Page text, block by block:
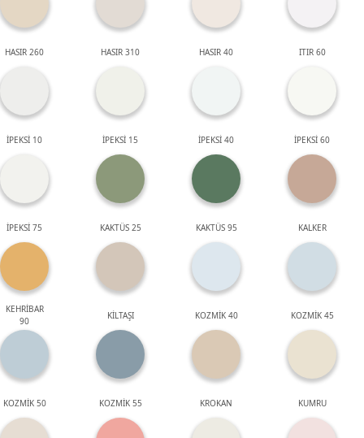
HASIR 260 HASIR 310 HASIR 40 ITIR 60
İPEKSİ 10 İPEKSİ 15 İPEKSİ 40 İPEKSİ 60
İPEKSİ 75 KAKTÜS 25 KAKTÜS 95 KALKER
KEHRİBAR
90
KİLTAŞI KOZMİK 40 KOZMİK 45
KOZMİK 50 KOZMİK 55 KROKAN KUMRU